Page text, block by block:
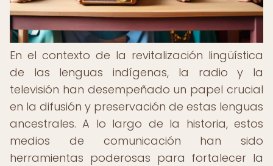
En el contexto de la revitalización lingüística
de las lenguas indígenas, la radio y la
televisión han desempeñado un papel crucial
en la difusión y preservación de estas lenguas
ancestrales. A lo largo de la historia, estos
medios de comunicación han sido
herramientas poderosas para fortalecer la